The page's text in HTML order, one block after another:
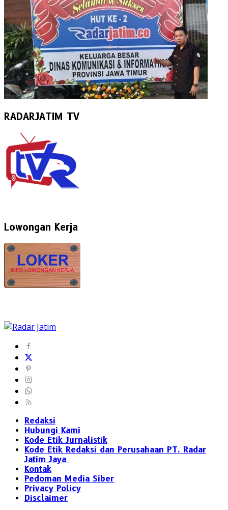
RADARJATIM TV
Lowongan Kerja
Redaksi
Hubungi Kami
Kode Etik Jurnalistik
Kode Etik Redaksi dan Perusahaan PT. Radar
Jatim Jaya
Kontak
Pedoman Media Siber
Privacy Policy
Disclaimer